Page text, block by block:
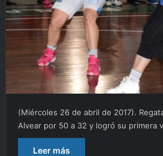
(Miércoles 26 de abril de 2017).
Alvear por 50 a 32 y logró su primera
Leer más